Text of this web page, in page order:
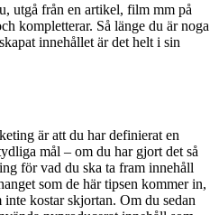
utgå från en artikel, film mm på
kompletterar. Så länge du är noga
innehållet är det helt i sin
är att du har definierat en
mål – om du har gjort det så
för vad du ska ta fram innehåll
som de här tipsen kommer in,
kostar skjortan. Om du sedan